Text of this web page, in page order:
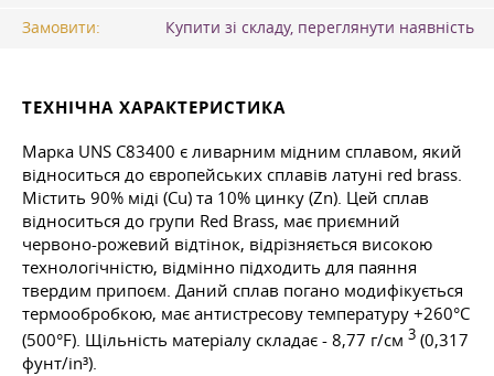
Замовити:
Купити зі складу, переглянути наявність
ТЕХНІЧНА ХАРАКТЕРИСТИКА
Марка UNS C83400 є ливарним мідним сплавом, який
відноситься до європейських сплавів латуні red brass.
Містить 90% міді (Cu) та 10% цинку (Zn). Цей сплав
відноситься до групи Red Brass, має приємний
червоно-рожевий відтінок, відрізняється високою
технологічністю, відмінно підходить для паяння
твердим припоєм. Даний сплав погано модифікується
термообробкою, має антистресову температуру +260°C
(500°F). Щільність матеріалу складає - 8,77 г/см 3 (0,317
фунт/in³).